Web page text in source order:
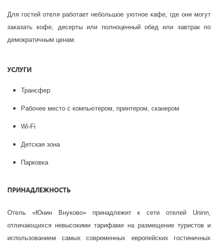
Для гостей отеля работает небольшое уютное кафе, где они могут
заказать кофе, десерты или полноценный обед или завтрак по
демократичным ценам.
УСЛУГИ
Трансфер
Рабочее место с компьютером, принтером, сканером
Wi-Fi
Детская зона
Парковка
ПРИНАДЛЕЖНОСТЬ
Отель «Юнин Внуково» принадлежит к сети отелей Uninn,
отличающихся невысокими тарифами на размещение туристов и
использованием самых современных европейских гостиничных